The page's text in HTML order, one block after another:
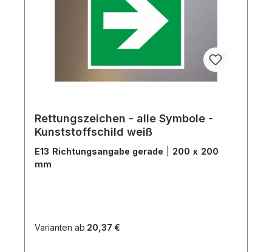
Rettungszeichen - alle Symbole -
Kunststoffschild weiß
E13 Richtungsangabe gerade
200 x 200
mm
Varianten ab 20,37 €